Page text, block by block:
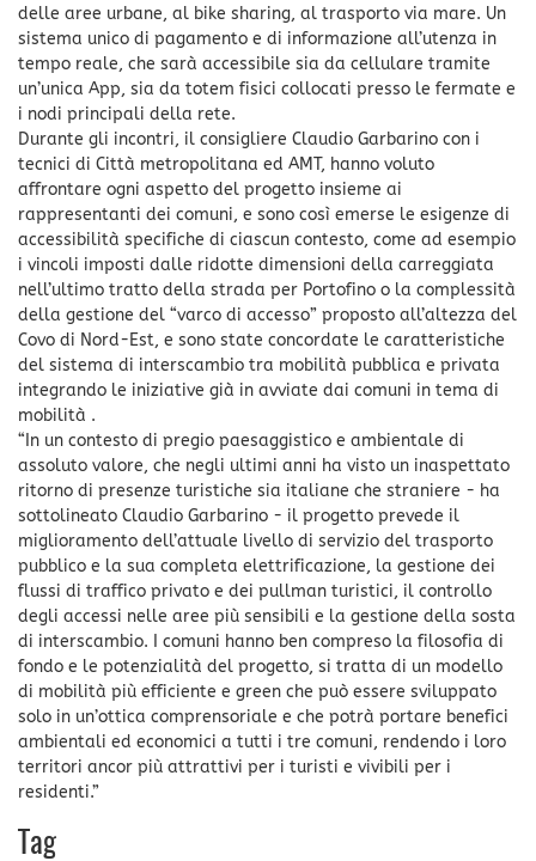
delle aree urbane, al bike sharing, al trasporto via mare. Un
sistema unico di pagamento e di informazione all’utenza in
tempo reale, che sarà accessibile sia da cellulare tramite
un’unica App, sia da totem fisici collocati presso le fermate e
i nodi principali della rete.
Durante gli incontri, il consigliere Claudio Garbarino con i
tecnici di Città metropolitana ed AMT, hanno voluto
affrontare ogni aspetto del progetto insieme ai
rappresentanti dei comuni, e sono così emerse le esigenze di
accessibilità specifiche di ciascun contesto, come ad esempio
i vincoli imposti dalle ridotte dimensioni della carreggiata
nell’ultimo tratto della strada per Portofino o la complessità
della gestione del “varco di accesso” proposto all’altezza del
Covo di Nord-Est, e sono state concordate le caratteristiche
del sistema di interscambio tra mobilità pubblica e privata
integrando le iniziative già in avviate dai comuni in tema di
mobilità .
“In un contesto di pregio paesaggistico e ambientale di
assoluto valore, che negli ultimi anni ha visto un inaspettato
ritorno di presenze turistiche sia italiane che straniere - ha
sottolineato Claudio Garbarino - il progetto prevede il
miglioramento dell’attuale livello di servizio del trasporto
pubblico e la sua completa elettrificazione, la gestione dei
flussi di traffico privato e dei pullman turistici, il controllo
degli accessi nelle aree più sensibili e la gestione della sosta
di interscambio. I comuni hanno ben compreso la filosofia di
fondo e le potenzialità del progetto, si tratta di un modello
di mobilità più efficiente e green che può essere sviluppato
solo in un’ottica comprensoriale e che potrà portare benefici
ambientali ed economici a tutti i tre comuni, rendendo i loro
territori ancor più attrattivi per i turisti e vivibili per i
residenti.”
Tag